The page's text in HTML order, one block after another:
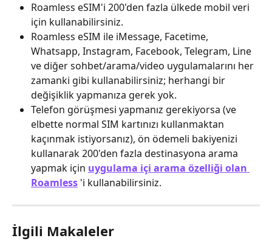
Roamless eSIM'i 200'den fazla ülkede mobil veri
için kullanabilirsiniz.
Roamless eSIM ile iMessage, Facetime,
Whatsapp, Instagram, Facebook, Telegram, Line
ve diğer sohbet/arama/video uygulamalarını her
zamanki gibi kullanabilirsiniz; herhangi bir
değişiklik yapmanıza gerek yok.
Telefon görüşmesi yapmanız gerekiyorsa (ve
elbette normal SIM kartınızı kullanmaktan
kaçınmak istiyorsanız), ön ödemeli bakiyenizi
kullanarak 200'den fazla destinasyona arama
yapmak için uygulama içi arama özelliği olan
Roamless 'i kullanabilirsiniz.
İlgili Makaleler